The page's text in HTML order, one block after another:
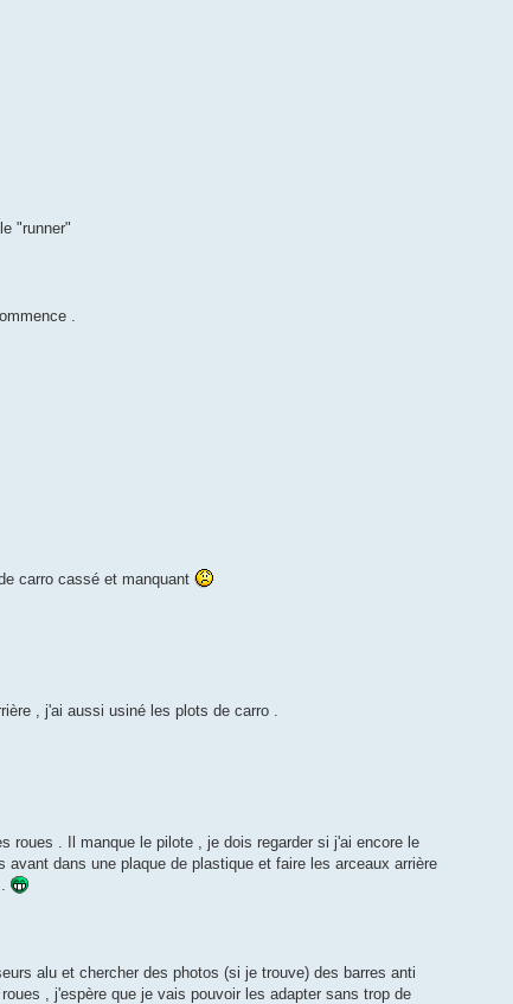
"runner"
.
carro cassé et manquant
, j'ai aussi usiné les plots de carro .
roues . Il manque le pilote , je dois regarder si j'ai encore le
dans une plaque de plastique et faire les arceaux arrière
alu et chercher des photos (si je trouve) des barres anti
, j'espère que je vais pouvoir les adapter sans trop de